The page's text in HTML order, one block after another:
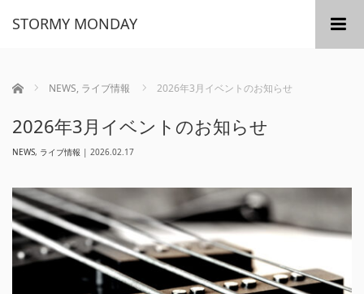
STORMY MONDAY
ホーム NEWS, ライブ情報 2026年3月イベントのお知らせ
2026年3月イベントのお知らせ
NEWS, ライブ情報 | 2026.02.17